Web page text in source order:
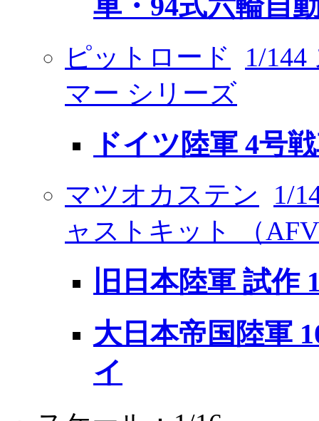
車・94式六輪自
ピットロード
1/
マー シリーズ
ドイツ陸軍 4号
マツオカステン
1/
ャストキット （
旧日本陸軍 試作
大日本帝国陸軍
イ